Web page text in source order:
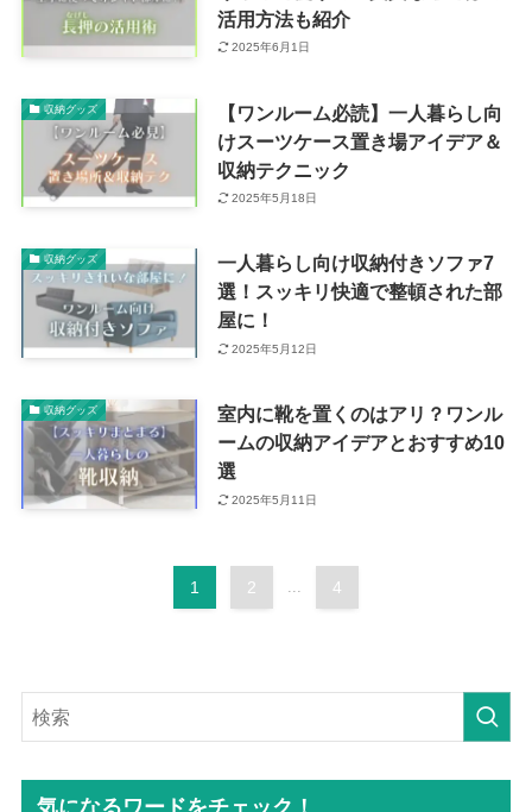
活用方法も紹介
2025年6月1日
収納グッズ
【ワンルーム必読】一人暮らし向
けスーツケース置き場アイデア＆
収納テクニック
2025年5月18日
収納グッズ
一人暮らし向け収納付きソファ7
選！スッキリ快適で整頓された部
屋に！
2025年5月12日
収納グッズ
室内に靴を置くのはアリ？ワンル
ームの収納アイデアとおすすめ10
選
2025年5月11日
1 2 4